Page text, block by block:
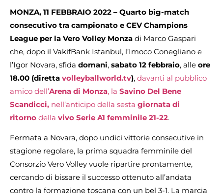
MONZA, 11 FEBBRAIO 2022 – Quarto big-match
consecutivo tra campionato e CEV Champions
League per la Vero Volley Monza di Marco Gaspari
che, dopo il VakifBank Istanbul, l’Imoco Conegliano e
l’Igor Novara, sfida domani, sabato 12 febbraio, alle ore
18.00 (diretta volleyballworld.tv), davanti al pubblico
amico dell’Arena di Monza, la Savino Del Bene
Scandicci, nell’anticipo della sesta giornata di
ritorno della vivo Serie A1 femminile 21-22.
Fermata a Novara, dopo undici vittorie consecutive in
stagione regolare, la prima squadra femminile del
Consorzio Vero Volley vuole ripartire prontamente,
cercando di bissare il successo ottenuto all’andata
contro la formazione toscana con un bel 3-1. La marcia